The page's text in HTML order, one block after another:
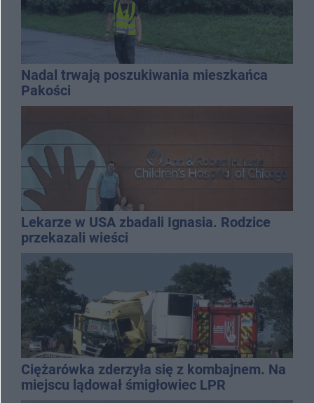
Nadal trwają poszukiwania mieszkańca
Pakości
Lekarze w USA zbadali Ignasia. Rodzice
przekazali wieści
Ciężarówka zderzyła się z kombajnem. Na
miejscu lądował śmigłowiec LPR